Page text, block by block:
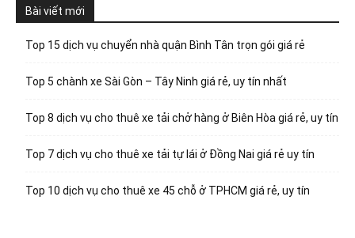
Bài viết mới
Top 15 dịch vụ chuyển nhà quận Bình Tân trọn gói giá rẻ
Top 5 chành xe Sài Gòn – Tây Ninh giá rẻ, uy tín nhất
Top 8 dịch vụ cho thuê xe tải chở hàng ở Biên Hòa giá rẻ, uy tín
Top 7 dịch vụ cho thuê xe tải tự lái ở Đồng Nai giá rẻ uy tín
Top 10 dịch vụ cho thuê xe 45 chỗ ở TPHCM giá rẻ, uy tín